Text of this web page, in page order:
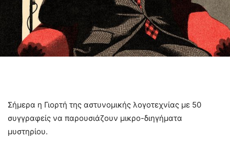
Σήμερα η Γιορτή της αστυνομικής λογοτεχνίας με 50
συγγραφείς να παρουσιάζουν μικρο-διηγήματα
μυστηρίου.